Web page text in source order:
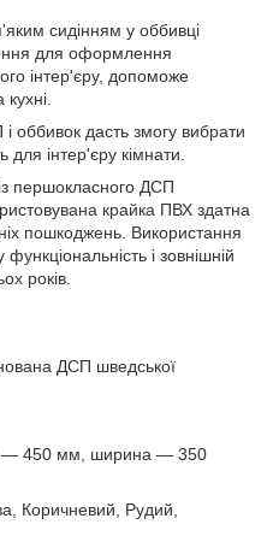
сидінням у оббивці
для оформлення
інтер'єру, допоможе
оббивок дасть змогу вибрати
для інтер'єру кімнати.
першокласного ДСП
крайка ПВХ здатна
пошкоджень. Використання
і зовнішній
років.
ДСП шведської
— 450 мм, ширина — 350
Коричневий, Рудий,